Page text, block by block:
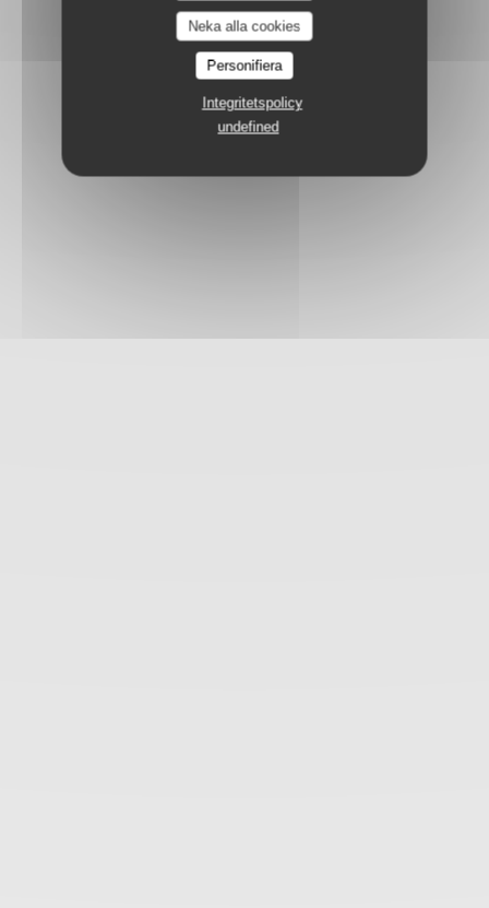
Neka alla cookies
Personifiera
Integritetspolicy
undefined